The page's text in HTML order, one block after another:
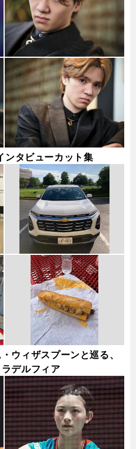
タビューカット集
ウィザスプーンと巡る、
デルフィア